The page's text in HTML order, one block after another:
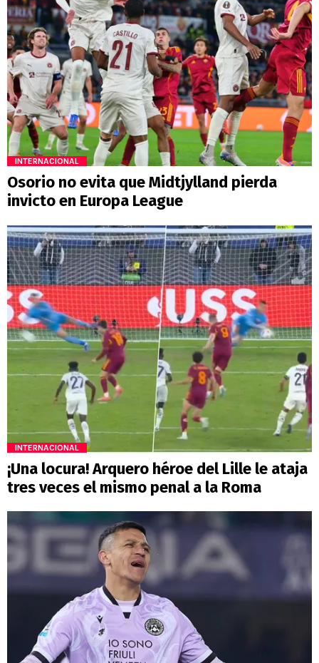
INTERNACIONAL
Osorio no evita que Midtjylland pierda
invicto en Europa League
INTERNACIONAL
¡Una locura! Arquero héroe del Lille le ataja
tres veces el mismo penal a la Roma